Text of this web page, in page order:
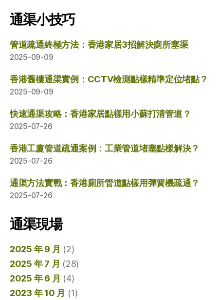
通渠小技巧
管道疏通終極方法：香港家居3招解決廁所塞渠
2025-09-09
香港舊樓通渠實例：CCTV檢測點樣精準定位堵點？
2025-09-09
快速通渠攻略：香港家居點樣用小蘇打清管道？
2025-07-26
香港工廈管道疏通案例：工業管道堵塞點樣解決？
2025-07-26
通渠方法實戰：香港廁所管道點樣用彈簧機疏通？
2025-07-26
通渠現場
2025 年 9 月 (2)
2025 年 7 月 (28)
2025 年 6 月 (4)
2023 年 10 月 (1)